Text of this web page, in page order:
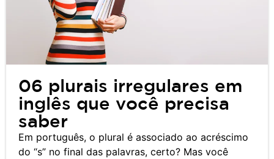
06 plurais irregulares em
inglês que você precisa
saber
Em português, o plural é associado ao acréscimo
do “s” no final das palavras, certo? Mas você